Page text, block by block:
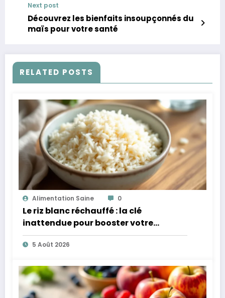
Next post
Découvrez les bienfaits insoupçonnés du
maïs pour votre santé
RELATED POSTS
Alimentation Saine 0
Le riz blanc réchauffé : la clé
inattendue pour booster votre
microbiote
5 Août 2026